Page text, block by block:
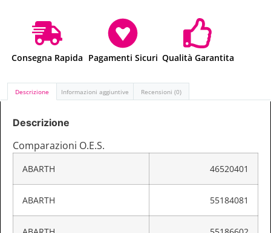
Consegna Rapida Pagamenti Sicuri Qualità Garantita
Descrizione Informazioni aggiuntive Recensioni (0)
Descrizione
Comparazioni O.E.S.
ABARTH 46520401
ABARTH 55184081